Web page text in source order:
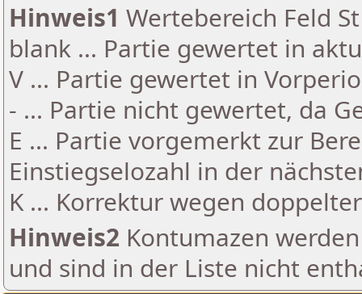
Hinweis1 Wertebereich Feld
blank ... Partie gewertet in
V ... Partie gewertet in
- ... Partie nicht gewertet, da
E ... Partie vorgemerkt zur
Einstiegselozahl in der
K ... Korrektur wegen
Hinweis2 Kontumazen
und sind in der Liste nicht